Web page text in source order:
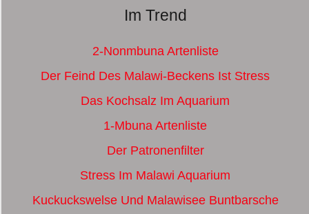
Im Trend
2-Nonmbuna Artenliste
Der Feind Des Malawi-Beckens Ist Stress
Das Kochsalz Im Aquarium
1-Mbuna Artenliste
Der Patronenfilter
Stress Im Malawi Aquarium
Kuckuckswelse Und Malawisee Buntbarsche